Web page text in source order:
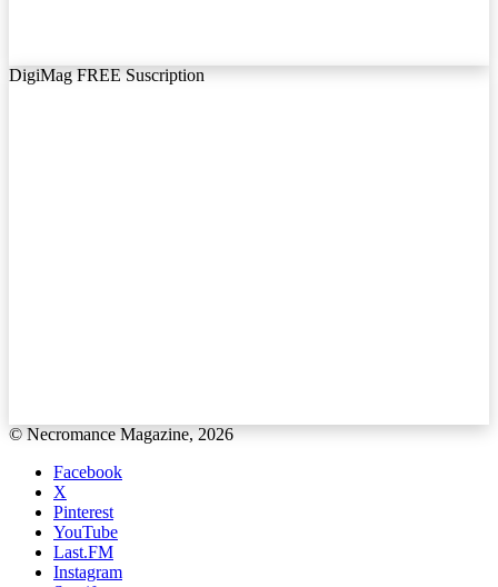
DigiMag FREE Suscription
© Necromance Magazine, 2026
Facebook
X
Pinterest
YouTube
Last.FM
Instagram